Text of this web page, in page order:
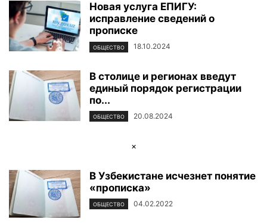
Новая услуга ЕПИГУ:
исправление сведений о
прописке
ОБЩЕСТВО 18.10.2024
В столице и регионах введут
единый порядок регистрации
по...
ОБЩЕСТВО 20.08.2024
×
В Узбекистане исчезнет понятие
«прописка»
ОБЩЕСТВО 04.02.2022